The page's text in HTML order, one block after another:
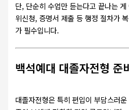
단, 단순히 수업만 듣는다고 끝나는
위신청, 증명서 제출 등 행정 절차가
가 필수입니다.
백석예대 대졸자전형 준
대졸자전형은 특히 편입이 부담스러